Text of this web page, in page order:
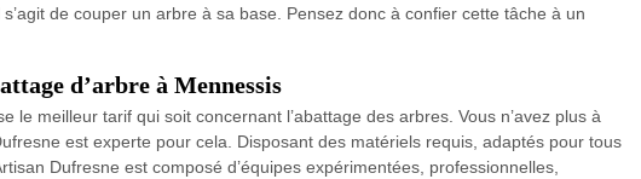
de couper un arbre à sa base. Pensez donc à confier cette tâche à un
d’arbre à Mennessis
le meilleur tarif qui soit concernant l’abattage des arbres. Vous n’avez plus à
est experte pour cela. Disposant des matériels requis, adaptés pour tous
Dufresne est composé d’équipes expérimentées, professionnelles,